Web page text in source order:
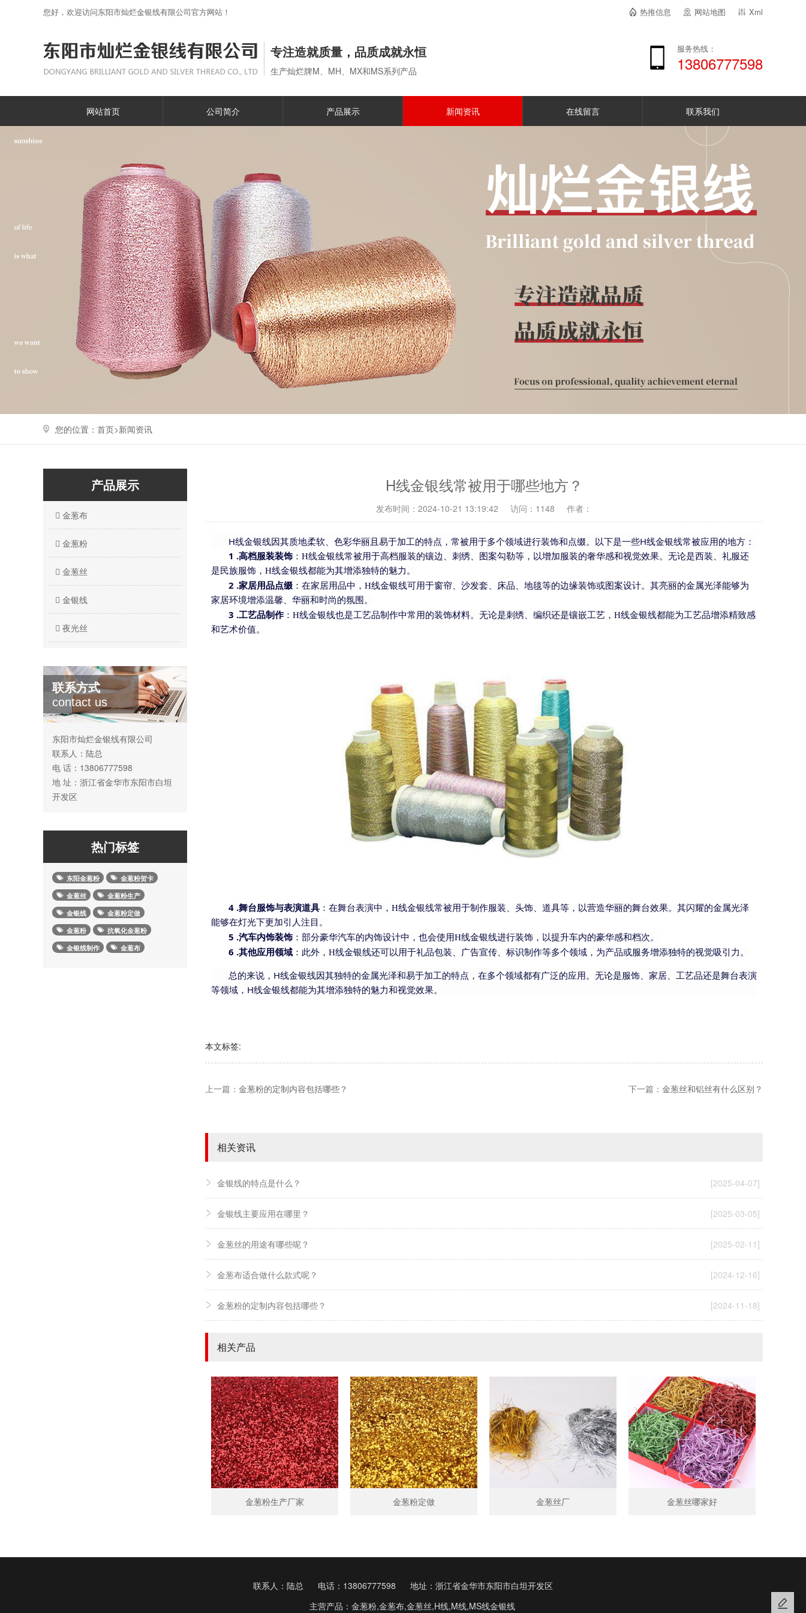
您好，欢迎访问东阳市灿烂金银线有限公司官方网站！ Xml
网站地图
热推信息
专注造就质量，品质成就永恒
生产灿烂牌M、MH、MX和MS系列产品
服务热线：
13806777598
网站首页 公司简介 产品展示 新闻资讯 在线留言 联系我们
您的位置： 首页>新闻资讯
产品展示
金葱布
金葱粉
金葱丝
金银线
夜光丝
联系方式
contact us
东阳市灿烂金银线有限公司
联系人：陆总
电 话：13806777598
地 址：浙江省金华市东阳市白坦
开发区
热门标签
东阳金葱粉
金葱粉贺卡
金葱丝
金葱粉生产
金银线
金葱粉定做
金葱粉
抗氧化金葱粉
金银线制作
金葱布
H线金银线常被用于哪些地方？
发布时间：2024-10-21 13:19:42 访问：1148 作者：
H线金银线因其质地柔软、色彩华丽且易于加工的特点，常被用于多个领域进行装饰和点缀。以下是一些H线金银线常被应用的地方：
1 .高档服装装饰 ： H线金银线常被用于高档服装的镶边、刺绣、图案勾勒等，以增加服装的奢华感和视觉效果。无论是西装、礼服还
是民族服饰，H线金银线都能为其增添独特的魅力。
2 .家居用品点缀 ：在家居用品中， H线金银线可用于窗帘、沙发套、床品、地毯等的边缘装饰或图案设计。其亮丽的金属光泽能够为
家居环境增添温馨、华丽和时尚的氛围。
3 .工艺品制作 ： H线金银线也是工艺品制作中常用的装饰材料。无论是刺绣、编织还是镶嵌工艺，H线金银线都能为工艺品增添精致感
和艺术价值。
4 .舞台服饰与表演道具 ：在舞台表演中， H线金银线常被用于制作服装、头饰、道具等，以营造华丽的舞台效果。其闪耀的金属光泽
能够在灯光下更加引人注目。
5 .汽车内饰装饰 ：部分豪华汽车的内饰设计中，也会使用H线金银线进行装饰，以提升车内的豪华感和档次。
6 .其他应用领域 ：此外， H线金银线还可以用于礼品包装、广告宣传、标识制作等多个领域，为产品或服务增添独特的视觉吸引力。
总的来说， H线金银线因其独特的金属光泽和易于加工的特点，在多个领域都有广泛的应用。无论是服饰、家居、工艺品还是舞台表演
等领域，H线金银线都能为其增添独特的魅力和视觉效果。
本文标签:
上一篇： 金葱粉的定制内容包括哪些？ 下一篇： 金葱丝和铝丝有什么区别？
相关资讯
[2025-04-07]
金银线的特点是什么？
[2025-03-05]
金银线主要应用在哪里？
[2025-02-11]
金葱丝的用途有哪些呢？
[2024-12-16]
金葱布适合做什么款式呢？
[2024-11-18]
金葱粉的定制内容包括哪些？
相关产品
金葱粉生产厂家 金葱粉定做 金葱丝厂 金葱丝哪家好
联系人：陆总 电话：13806777598
地址：浙江省金华市东阳市白坦开发区
主营产品：金葱粉,金葱布,金葱丝,H线,M线,MS线金银线